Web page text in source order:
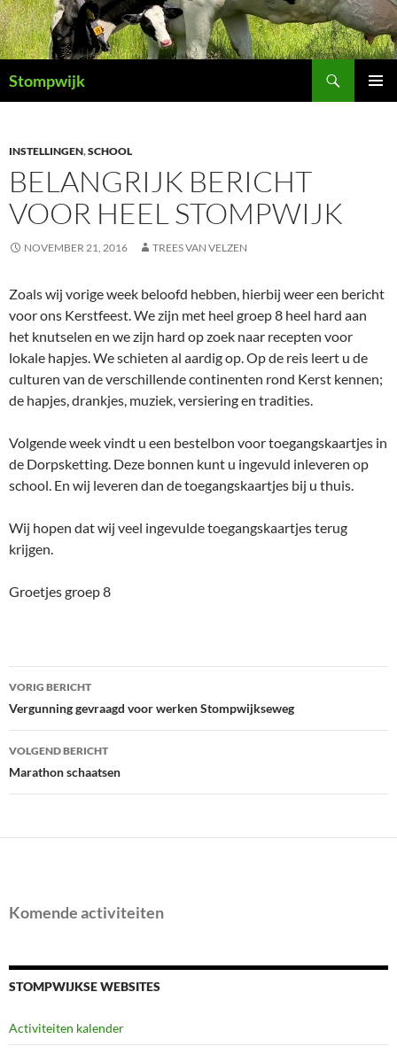
Ga
naar
de
inhoud
Stompwijk
INSTELLINGEN,SCHOOL
BELANGRIJK BERICHT
VOOR HEEL STOMPWIJK
NOVEMBER 21, 2016 TREES VAN VELZEN
Zoals wij vorige week beloofd hebben, hierbij weer een bericht
voor ons Kerstfeest. We zijn met heel groep 8 heel hard aan
het knutselen en we zijn hard op zoek naar recepten voor
lokale hapjes. We schieten al aardig op. Op de reis leert u de
culturen van de verschillende continenten rond Kerst kennen;
de hapjes, drankjes, muziek, versiering en tradities.
Volgende week vindt u een bestelbon voor toegangskaartjes in
de Dorpsketting. Deze bonnen kunt u ingevuld inleveren op
school. En wij leveren dan de toegangskaartjes bij u thuis.
Wij hopen dat wij veel ingevulde toegangskaartjes terug
krijgen.
Groetjes groep 8
Bericht
navigatie
VORIG BERICHT
Vergunning gevraagd voor werken Stompwijkseweg
VOLGEND BERICHT
Marathon schaatsen
Komende activiteiten
STOMPWIJKSE WEBSITES
Activiteiten kalender